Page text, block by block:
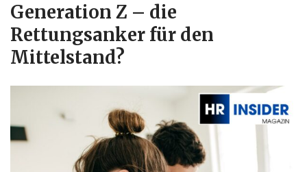
Generation Z – die
Rettungsanker für den
Mittelstand?